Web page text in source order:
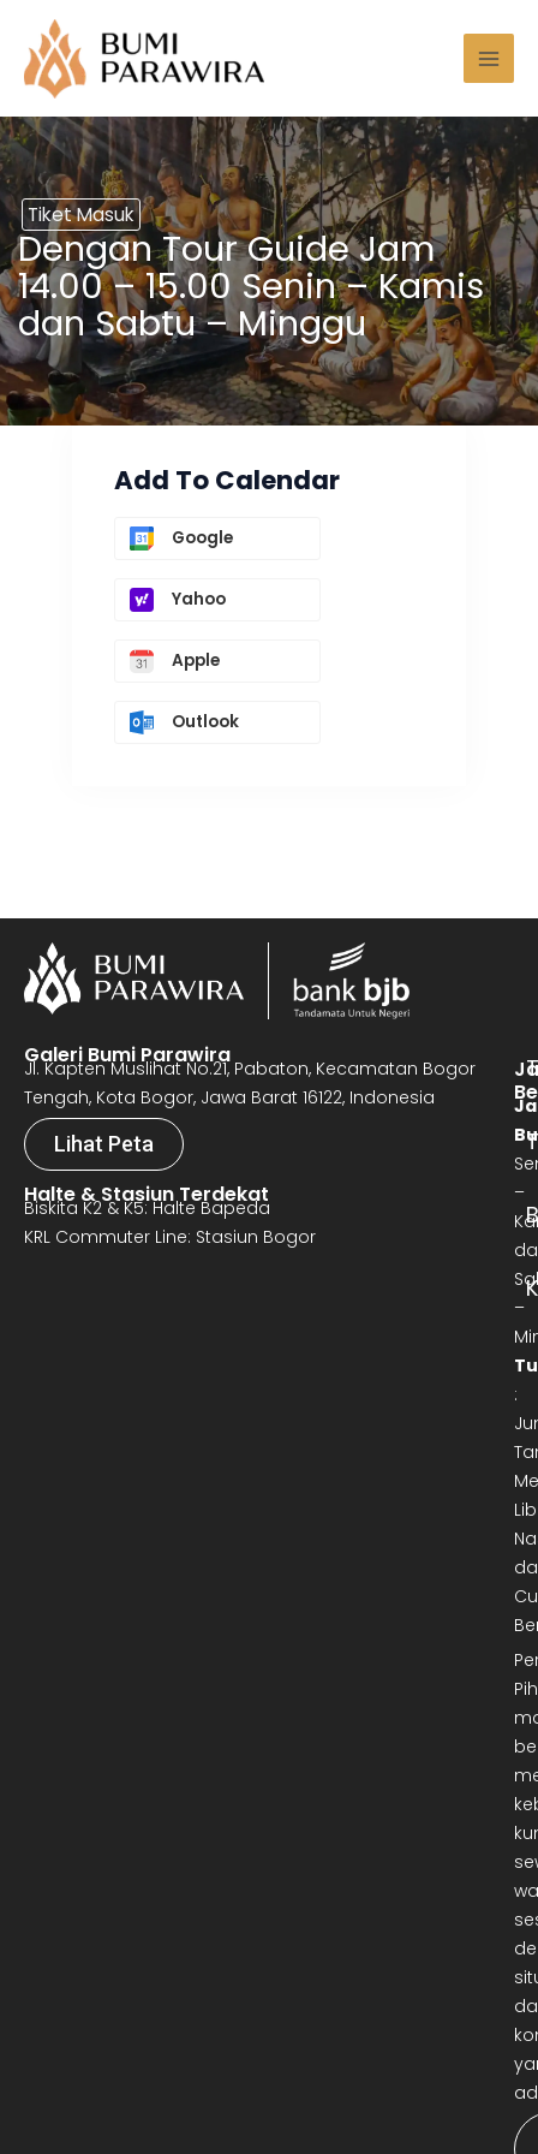
konten
Tiket Masuk
Dengan Tour Guide Jam
14.00 – 15.00 Senin – Kamis
dan Sabtu – Minggu
Add To Calendar
Google
Yahoo
Apple
Outlook
Galeri Bumi Parawira
Jl. Kapten Muslihat No.21, Pabaton, Kecamatan Bogor
Tengah, Kota Bogor, Jawa Barat 16122, Indonesia
Lihat Peta
Halte & Stasiun Terdekat
Biskita K2 & K5: Halte Bapeda
KRL Commuter Line: Stasiun Bogor
–
–
: